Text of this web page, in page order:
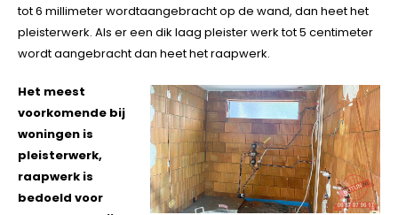
tot 6 millimeter wordtaangebracht op de wand, dan heet het
pleisterwerk. Als er een dik laag pleister werk tot 5 centimeter
wordt aangebracht dan heet het raapwerk.
Het meest
voorkomende bij
woningen is
pleisterwerk,
raapwerk is
bedoeld voor